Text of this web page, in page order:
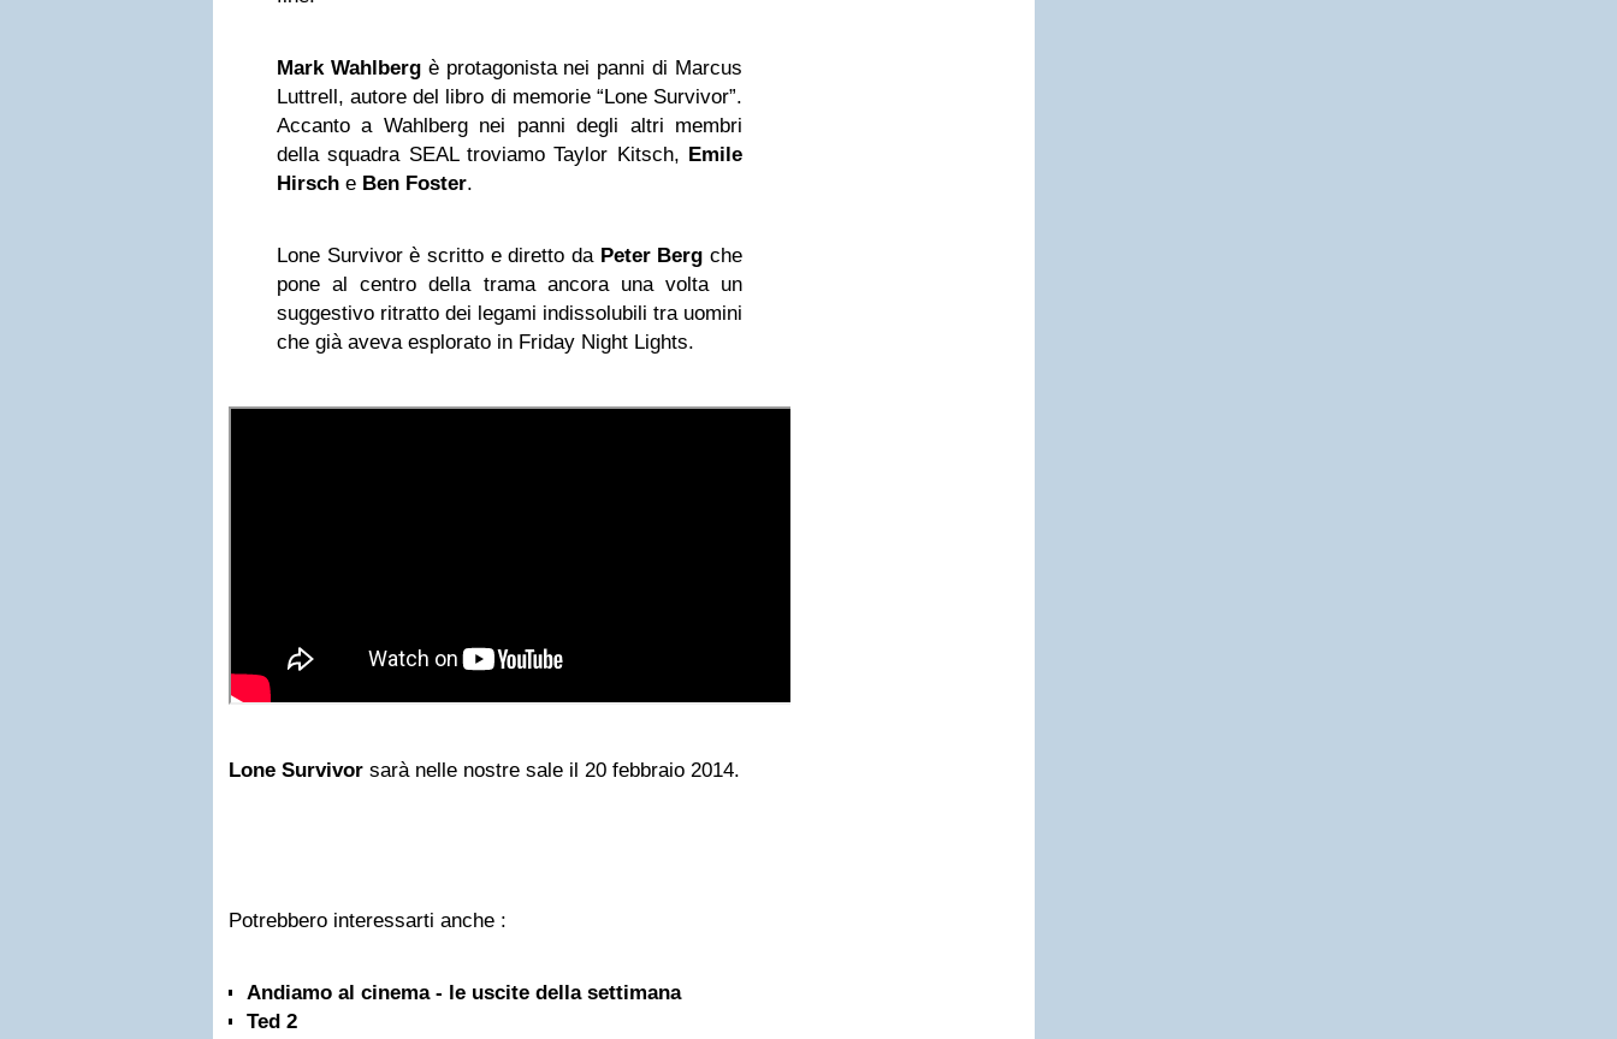
Mark Wahlbergè protagonista nei panni di Marcus
Luttrell, autore del libro di memorie “Lone Survivor”.
Accanto a Wahlberg nei panni degli altri membri
della squadra SEAL troviamo Taylor Kitsch, Emile
Hirsch e Ben Foster.
Lone Survivor è scritto e diretto da Peter Berg che
pone al centro della trama ancora una volta un
suggestivo ritratto dei legami indissolubili tra uomini
che già aveva esplorato in Friday Night Lights.
Lone Survivor sarà nelle nostre sale il 20 febbraio 2014.
Potrebbero interessarti anche :
Andiamo al cinema - le uscite della settimana
Ted 2